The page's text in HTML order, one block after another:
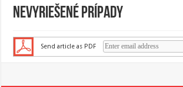
Nevyriešené prípady
Send article as PDF